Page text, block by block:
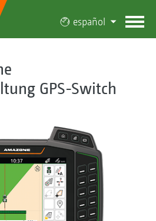
español
GPS-Switch